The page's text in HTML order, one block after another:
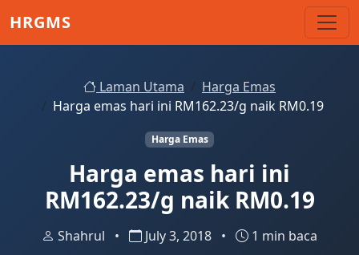
HRGMS
Laman Utama
Harga Emas
Harga emas hari ini RM162.23/g naik RM0.19
Harga Emas
Harga emas hari ini
RM162.23/g naik RM0.19
Shahrul • July 3, 2018 • 1 min baca